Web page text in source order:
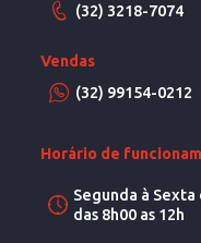
(32) 3218-7074
Vendas
(32) 99154-0212
Horário de
Segunda à Sexta
das 8h00 as 12h